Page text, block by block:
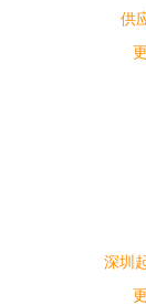
供
深圳